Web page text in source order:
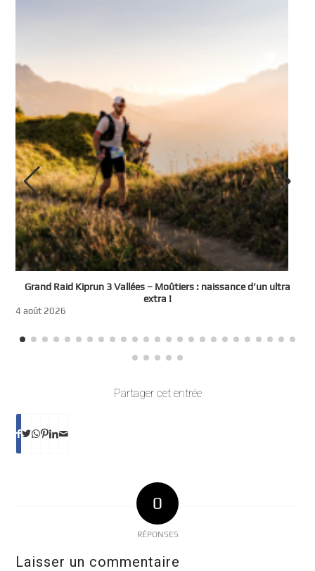
Grand Raid Kiprun 3 Vallées – Moûtiers : naissance d’un ultra
extra !
4 août 2026
Partager cet entrée
0
RÉPONSES
Laisser un commentaire